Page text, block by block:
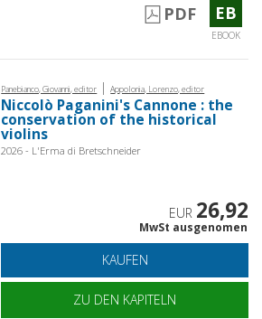
PDF EB
EBOOK
Panebianco, Giovanni, editor | Appolonia, Lorenzo, editor
Niccolò Paganini's Cannone : the
conservation of the historical
violins
2026 - L'Erma di Bretschneider
EUR 26,92
MwSt ausgenomen
KAUFEN
ZU DEN KAPITELN